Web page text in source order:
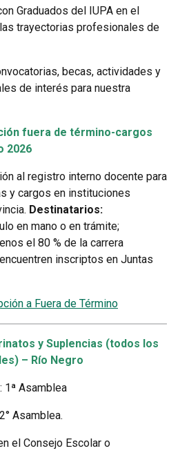
Graduados del IUPA en el
trayectorias profesionales de
becas, actividades y
de interés para nuestra
fuera de término-cargos
2026
al registro interno docente para
y cargos en instituciones
Destinatarios:
en mano o en trámite;
el 80 % de la carrera
inscriptos en Juntas
a Fuera de Término
y Suplencias (todos los
– Río Negro
1ª Asamblea
Asamblea.
el Consejo Escolar o